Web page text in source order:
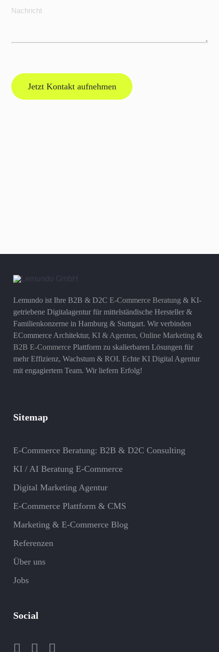
Jetzt Kontakt aufnehmen
Lemundo ist Ihre B2B & D2C E-Commerce Beratung & KI-
getriebene Digitalagentur für mittelständische Hersteller &
Familienkonzerne in Hamburg & Stuttgart. Wir verbinden
ECommerce Architektur, KI & Agenten, Online Marketing &
B2B E-CommercePlattform zu skalierbaren Lösungen für
mehr Effizienz, Wachstum & ROI. Echte KI Digital Agentur
mit engagiertem Team. Wir liefern Erfolg!
Sitemap
E-Commerce Beratung: B2B & D2C Consulting
KI / AI Beratung E-Commerce
Digital Marketing Agentur
E-Commerce Plattform & CMS
Marketing & E-Commerce Blog
Referenzen
Über uns
Jobs
Social